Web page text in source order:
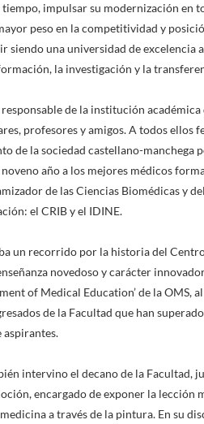
impulsar su modernización en
peso en la competitividad y
siendo una universidad de excelencia
la investigación y la
de la institución
profesores y amigos. A todos ellos
de la sociedad castellano-manchega
año a los mejores médicos
de las Ciencias Biomédicas y
el CRIB y el IDINE.
un recorrido por la historia del
novedoso y carácter
of Medical Education’ de la OMS,
de la Facultad que han
aspirantes.
intervino el decano de la Facultad,
encargado de exponer la lección
a través de la pintura. En su